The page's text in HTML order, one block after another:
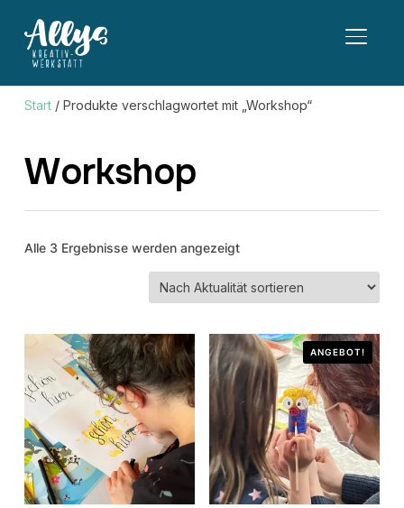
Start/ Produkte verschlagwortet mit „Workshop“
Workshop
Alle 3 Ergebnisse werden angezeigtNach
Aktualität
sortiert
ANGEBOT!